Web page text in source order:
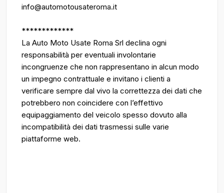
info@automotousateroma.it
*************
La Auto Moto Usate Roma Srl declina ogni
responsabilità per eventuali involontarie
incongruenze che non rappresentano in alcun modo
un impegno contrattuale e invitano i clienti a
verificare sempre dal vivo la correttezza dei dati che
potrebbero non coincidere con l’effettivo
equipaggiamento del veicolo spesso dovuto alla
incompatibilità dei dati trasmessi sulle varie
piattaforme web.